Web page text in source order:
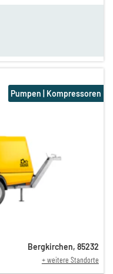
Pumpen | Kompressoren
Bergkirchen, 85232
+ weitere Standorte